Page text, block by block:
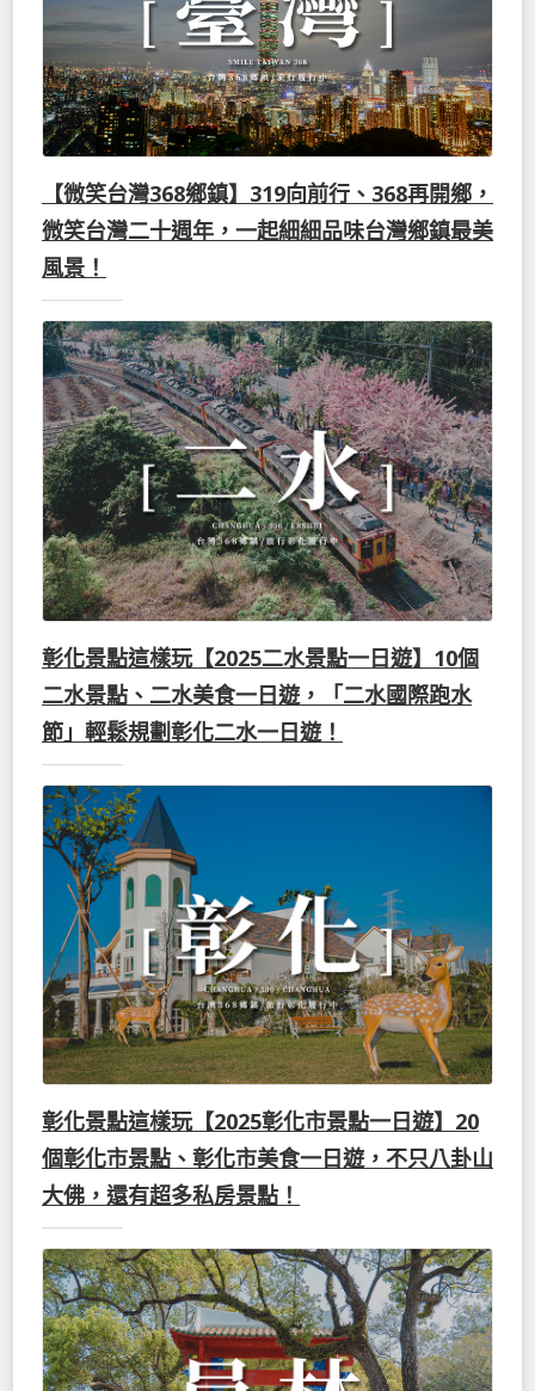
【微笑台灣368鄉鎮】319向前行、368再開鄉，
微笑台灣二十週年，一起細細品味台灣鄉鎮最美
風景！
彰化景點這樣玩【2025二水景點一日遊】10個
二水景點、二水美食一日遊，「二水國際跑水
節」輕鬆規劃彰化二水一日遊！
彰化景點這樣玩【2025彰化市景點一日遊】20
個彰化市景點、彰化市美食一日遊，不只八卦山
大佛，還有超多私房景點！